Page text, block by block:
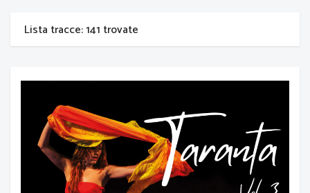
Lista tracce: 141 trovate